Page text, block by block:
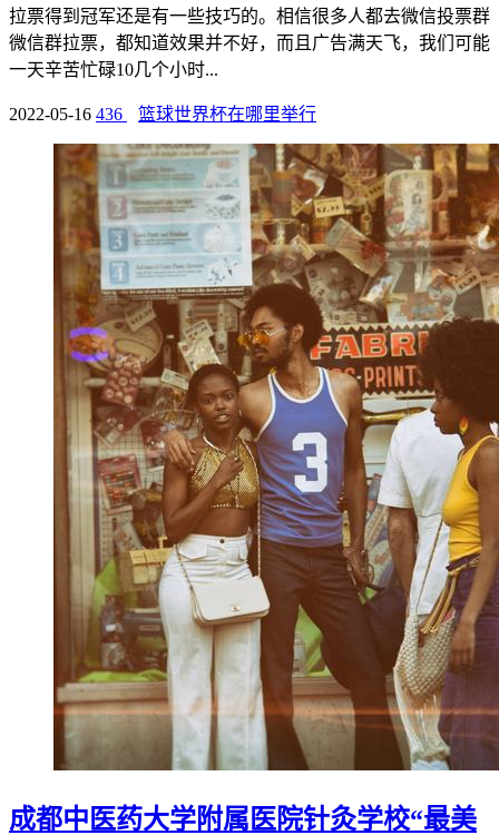
拉票得到冠军还是有一些技巧的。相信很多人都去微信投票群
微信群拉票，都知道效果并不好，而且广告满天飞，我们可能
一天辛苦忙碌10几个小时...
2022-05-16 436 篮球世界杯在哪里举行
成都中医药大学附属医院针灸学校“最美